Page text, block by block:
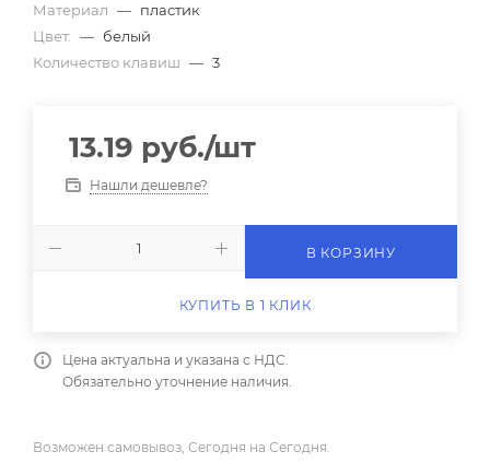
Материал — пластик
Цвет.
— белый
Количество клавиш — 3
13.19 руб./шт
Нашли дешевле?
В КОРЗИНУ
КУПИТЬ В 1 КЛИК
Цена актуальна и указана с НДС.
Обязательно уточнение наличия.
Возможен самовывоз, Сегодня на Сегодня.